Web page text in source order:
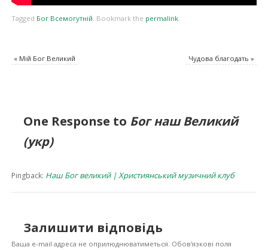
Tagged Бог Всемогутній. Bookmark the permalink.
«Мій Бог Великий Чудова благодать»
One Response to Бог наш Великий
(укр)
Pingback: Наш Бог великий | Християнський музичний клуб
Залишити відповідь
Ваша e-mail адреса не оприлюднюватиметься. Обов’язкові поля